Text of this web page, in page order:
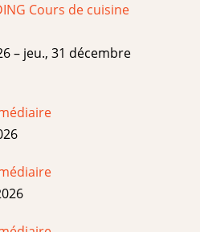
Cours de cuisine
– jeu., 31 décembre